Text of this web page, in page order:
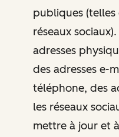
publiques
réseaux
adresses
des adresses e-
téléphone, des
les réseaux
mettre à jour et